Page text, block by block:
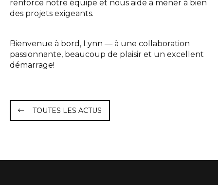
renforce notre équipe et nous aide à mener à bien
des projets exigeants.
Bienvenue à bord, Lynn — à une collaboration
passionnante, beaucoup de plaisir et un excellent
démarrage!
TOUTES LES ACTUS